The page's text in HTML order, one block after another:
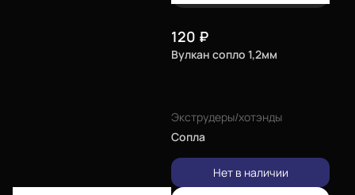
120 ₽
Вулкан сопло 1,2мм
Экструдеры/хотэнды
Сопла
Нет в наличии